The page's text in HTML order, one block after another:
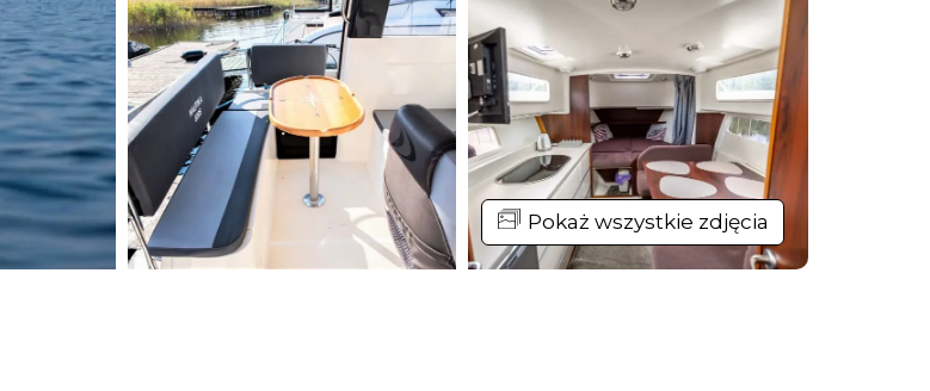
Pokaż wszystkie zdjęcia